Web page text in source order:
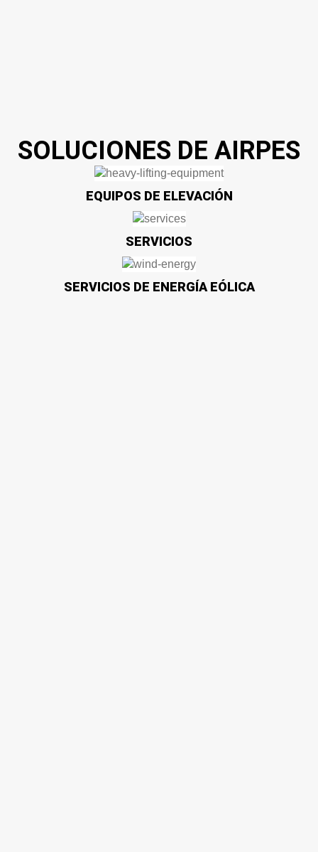
SOLUCIONES DE AIRPES
EQUIPOS DE ELEVACIÓN
SERVICIOS
SERVICIOS DE ENERGÍA EÓLICA